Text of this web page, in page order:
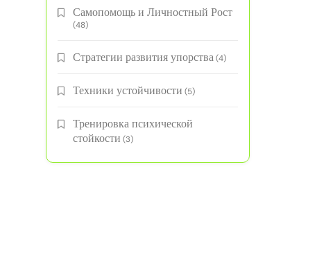
Самопомощь и Личностный Рост
(48)
Стратегии развития упорства(4)
Техники устойчивости (5)
Тренировка психической
стойкости (3)